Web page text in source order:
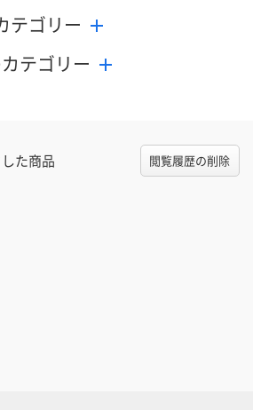
テゴリー
テゴリー
た商品 閲覧履歴の削除